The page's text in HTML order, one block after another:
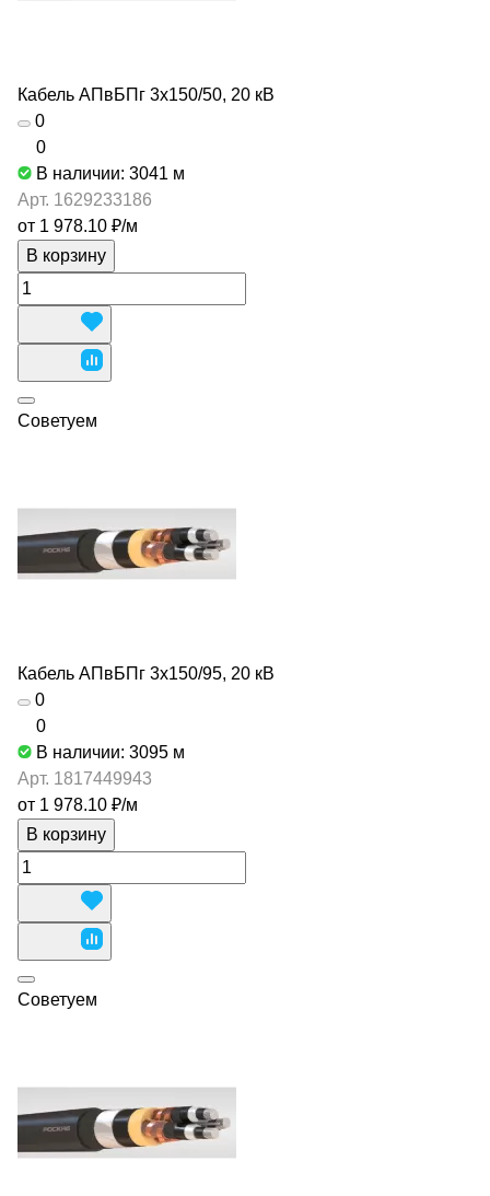
Кабель АПвБПг 3х150/50, 20 кВ
0
0
В наличии: 3041 м
Арт. 1629233186
от 1 978.10 ₽/м
В корзину
Советуем
Кабель АПвБПг 3х150/95, 20 кВ
0
0
В наличии: 3095 м
Арт. 1817449943
от 1 978.10 ₽/м
В корзину
Советуем